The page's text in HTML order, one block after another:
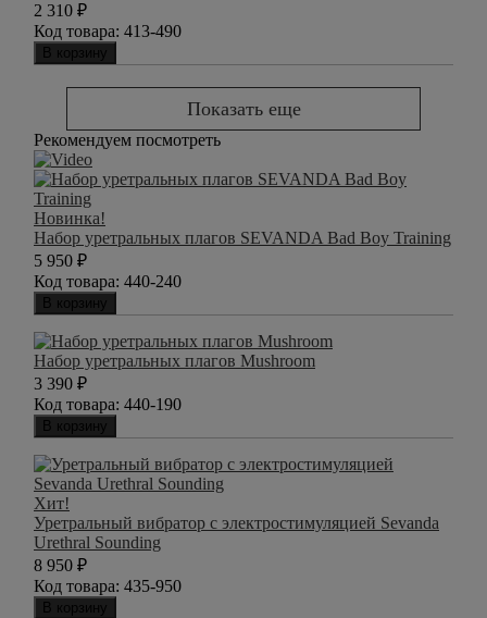
2 310 ₽
Код товара: 413-490
В корзину
Показать еще
Рекомендуем посмотреть
Новинка!
Набор уретральных плагов SEVANDA Bad Boy Training
5 950 ₽
Код товара: 440-240
В корзину
Набор уретральных плагов Mushroom
3 390 ₽
Код товара: 440-190
В корзину
Хит!
Уретральный вибратор с электростимуляцией Sevanda
Urethral Sounding
8 950 ₽
Код товара: 435-950
В корзину